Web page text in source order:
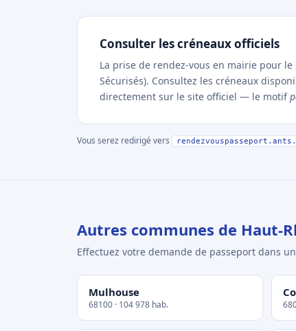
Consulter les créneaux officiels
La prise de rendez-vous en mairie pour
Sécurisés). Consultez les créneaux
directement sur le site officiel — le motif
Vous serez redirigé vers
Autres communes de Haut-
Effectuez votre demande de passeport dans
Mulhouse
68100 · 104 978 hab.